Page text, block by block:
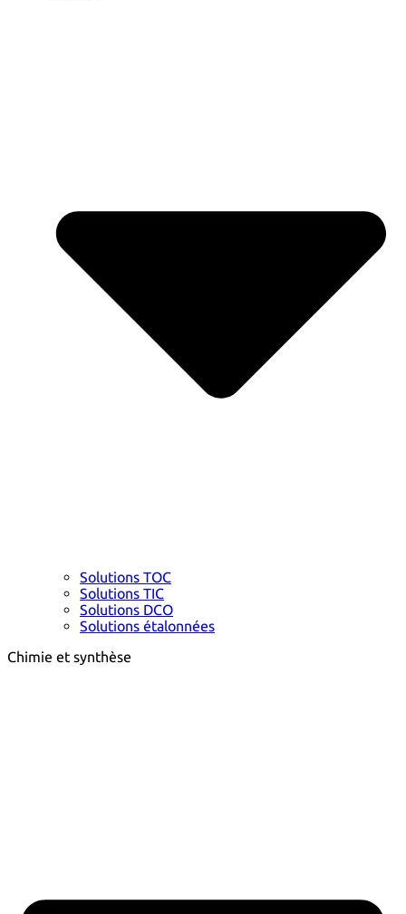
Solutions TOC
Solutions TIC
Solutions DCO
Solutions étalonnées
Chimie et synthèse